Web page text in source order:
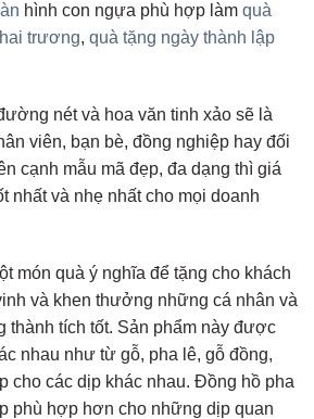
hình con ngựa phù hợp làm quà
trương, quà tặng ngày thành lập
nét và hoa văn tinh xảo sẽ là
viên, bạn bè, đồng nghiệp hay đối
cạnh mẫu mã đẹp, đa dạng thì giá
nhất và nhẹ nhất cho mọi doanh
món quà ý nghĩa để tặng cho khách
và khen thưởng những cá nhân và
thành tích tốt. Sản phẩm này được
nhau như từ gỗ, pha lê, gỗ đồng,
cho các dịp khác nhau. Đồng hồ pha
phù hợp hơn cho những dịp quan